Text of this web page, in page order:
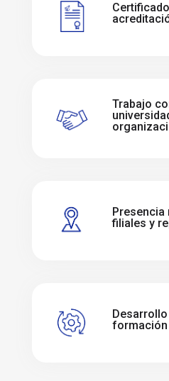
Trabajo
Presencia
filiales y
formación